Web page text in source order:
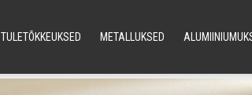
TULETÕKKEUKSED METALLUKSED